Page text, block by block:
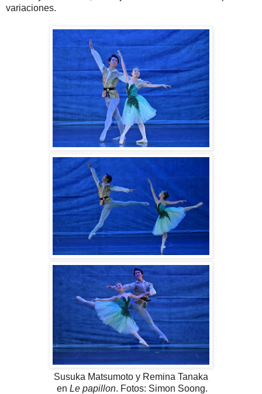
variaciones.
Susuka Matsumoto y Remina Tanaka
en Le papillon. Fotos: Simon Soong.